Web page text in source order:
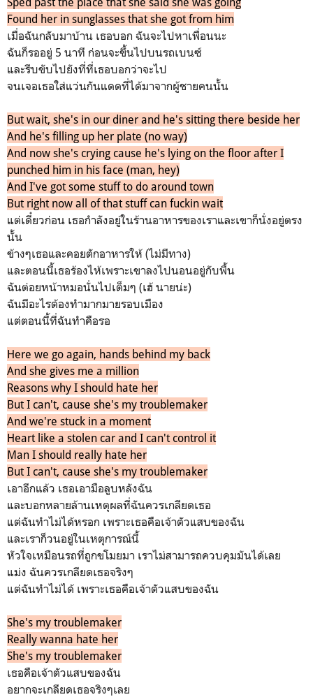
Found her in sunglasses that she got from him
เมื่อฉันกลับมาบ้าน เธอบอก ฉันจะไปหาเพื่อนนะ
ฉันก็รออยู่ 5 นาที ก่อนจะขึ้นไปบนรถเบนซ์
และรีบขับไปยังที่ที่เธอบอกว่าจะไป
จนเจอเธอใส่แว่นกันแดดที่ได้มาจากผู้ชายคนนั้น
But wait, she's in our diner and he's sitting there beside her
And he's filling up her plate (no way)
And now she's crying cause he's lying on the floor after I
punched him in his face (man, hey)
And I've got some stuff to do around town
But right now all of that stuff can fuckin wait
แต่เดี๋ยวก่อน เธอกำลังอยู่ในร้านอาหารของเราและเขาก็นั่งอยู่ตรง
นั้น
ข้างๆเธอและคอยตักอาหารให้ (ไม่มีทาง)
และตอนนี้เธอร้องไห้เพราะเขาลงไปนอนอยู่กับพื้น
ฉันต่อยหน้าหมอนั่นไปเต็มๆ (เฮ้ นายน่ะ)
ฉันมีอะไรต้องทำมากมายรอบเมือง
แต่ตอนนี้ที่ฉันทำคือรอ
Here we go again, hands behind my back
And she gives me a million
Reasons why I should hate her
But I can't, cause she's my troublemaker
And we're stuck in a moment
Heart like a stolen car and I can't control it
Man I should really hate her
But I can't, cause she's my troublemaker
เอาอีกแล้ว เธอเอามือลูบหลังฉัน
และบอกหลายล้านเหตุผลที่ฉันควรเกลียดเธอ
แต่ฉันทำไม่ได้หรอก เพราะเธอคือเจ้าตัวแสบของฉัน
และเราก็วนอยู่ในเหตุการณ์นี้
หัวใจเหมือนรถที่ถูกขโมยมา เราไม่สามารถควบคุมมันได้เลย
แม่ง ฉันควรเกลียดเธอจริงๆ
แต่ฉันทำไม่ได้ เพราะเธอคือเจ้าตัวแสบของฉัน
She's my troublemaker
Really wanna hate her
She's my troublemaker
เธอคือเจ้าตัวแสบของฉัน
อยากจะเกลียดเธอจริงๆเลย